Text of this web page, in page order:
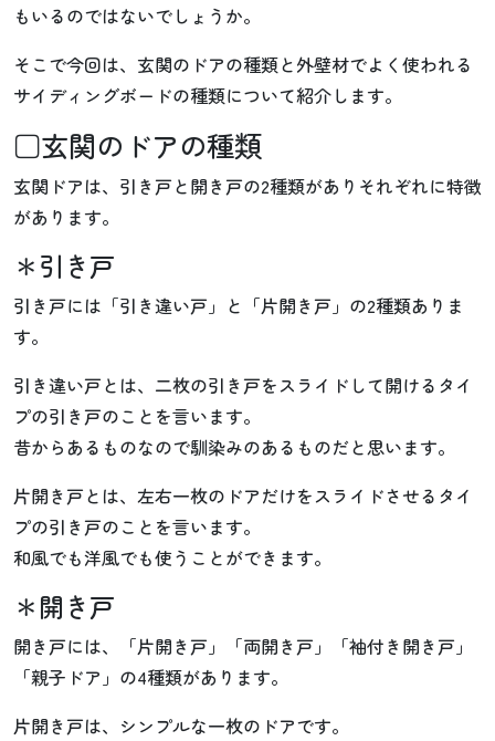
もいるのではないでしょうか。
そこで今回は、玄関のドアの種類と外壁材でよく使われる
サイディングボードの種類について紹介します。
□玄関のドアの種類
玄関ドアは、引き戸と開き戸の2種類がありそれぞれに特徴
があります。
＊引き戸
引き戸には「引き違い戸」と「片開き戸」の2種類ありま
す。
引き違い戸とは、二枚の引き戸をスライドして開けるタイ
プの引き戸のことを言います。
昔からあるものなので馴染みのあるものだと思います。
片開き戸とは、左右一枚のドアだけをスライドさせるタイ
プの引き戸のことを言います。
和風でも洋風でも使うことができます。
＊開き戸
開き戸には、「片開き戸」「両開き戸」「袖付き開き戸」
「親子ドア」の4種類があります。
片開き戸は、シンプルな一枚のドアです。